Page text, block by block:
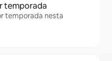
temporada
temporada nesta